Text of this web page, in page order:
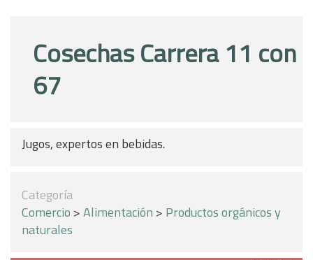
Cosechas Carrera 11 con
67
Jugos, expertos en bebidas.
Categoría
Comercio >Alimentación > Productos orgánicos y
naturales